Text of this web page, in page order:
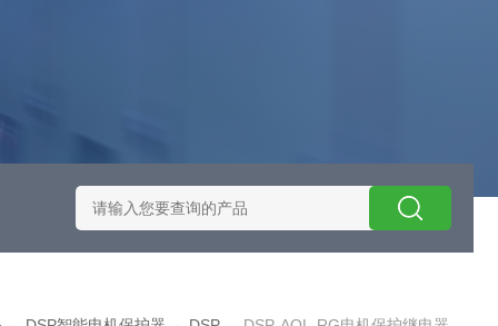
能保护器选型 EOCRSE2-05RSEOCR-SE2施耐德电流保